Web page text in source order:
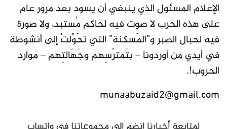
الإعلام المسئول الذي ينبغي أن يسود بعد مرور عام
على هذه الحرب لا صوت فيه لحاكم مُستبد، ولا صورة
فيه لحبال الصبر و”المَسكنة” التي تحَوَّلتْ إلى أنشوطة
في أيدي من أوردونا – بتَمترُسِهم وجَهَالتِهم – موارد
الحروب!.
munaabuzaid2@gmail.com